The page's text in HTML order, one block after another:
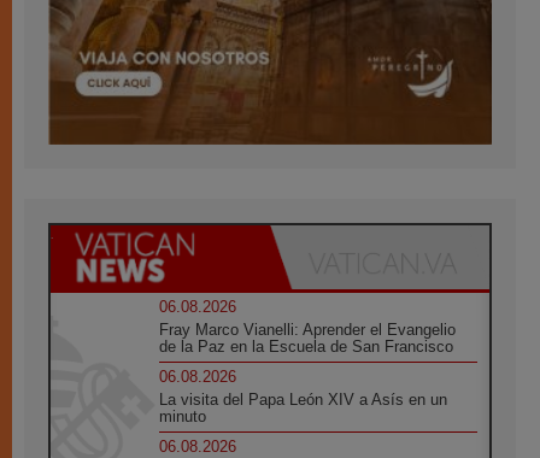
06.08.2026
Fray Marco Vianelli: Aprender el Evangelio
de la Paz en la Escuela de San Francisco
06.08.2026
La visita del Papa León XIV a Asís en un
minuto
06.08.2026